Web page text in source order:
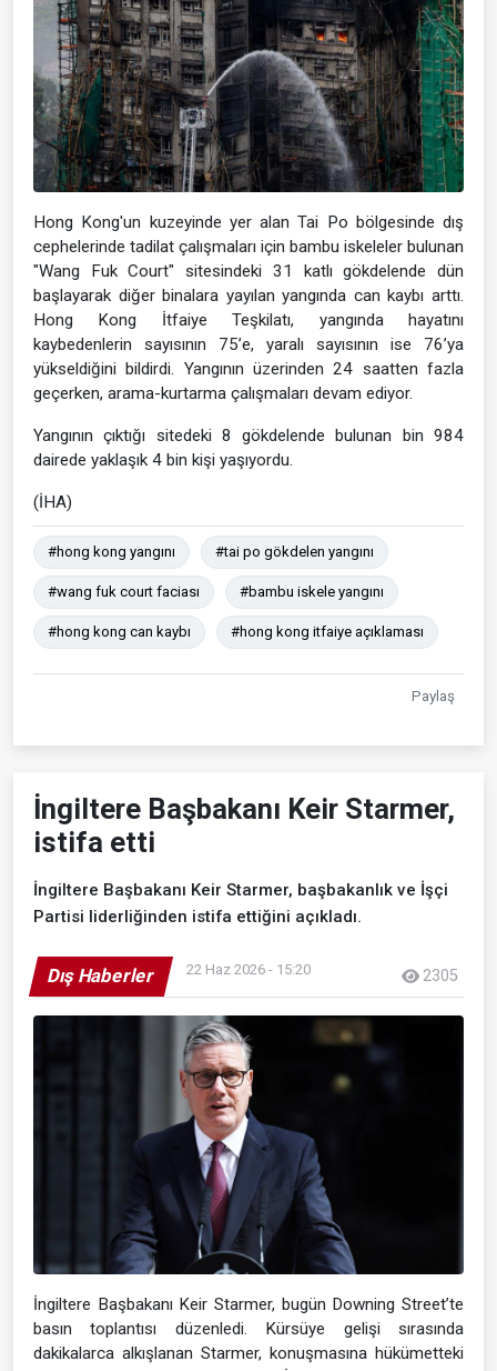
Hong Kong'un kuzeyinde yer alan Tai Po bölgesinde dış
cephelerinde tadilat çalışmaları için bambu iskeleler bulunan
"Wang Fuk Court" sitesindeki 31 katlı gökdelende dün
başlayarak diğer binalara yayılan yangında can kaybı arttı.
Hong Kong İtfaiye Teşkilatı, yangında hayatını
kaybedenlerin sayısının 75’e, yaralı sayısının ise 76’ya
yükseldiğini bildirdi. Yangının üzerinden 24 saatten fazla
geçerken, arama-kurtarma çalışmaları devam ediyor.
Yangının çıktığı sitedeki 8 gökdelende bulunan bin 984
dairede yaklaşık 4 bin kişi yaşıyordu.
(İHA)
#hong kong yangını #tai po gökdelen yangını
#wang fuk court faciası #bambu iskele yangını
#hong kong can kaybı #hong kong itfaiye açıklaması
Paylaş
İngiltere Başbakanı Keir Starmer,
istifa etti
İngiltere Başbakanı Keir Starmer, başbakanlık ve İşçi
Partisi liderliğinden istifa ettiğini açıkladı.
Dış Haberler 22 Haz 2026 - 15:20 2305
İngiltere Başbakanı Keir Starmer, bugün Downing Street’te
basın toplantısı düzenledi. Kürsüye gelişi sırasında
dakikalarca alkışlanan Starmer, konuşmasına hükümetteki